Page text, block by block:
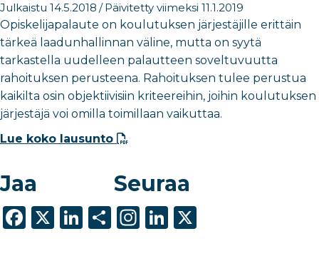
Julkaistu 14.5.2018 / Päivitetty viimeksi 11.1.2019
Opiskelijapalaute on koulutuksen järjestäjille erittäin
tärkeä laadunhallinnan väline, mutta on syytä
tarkastella uudelleen palautteen soveltuvuutta
rahoituksen perusteena. Rahoituksen tulee perustua
kaikilta osin objektiivisiin kriteereihin, joihin koulutuksen
järjestäjä voi omilla toimillaan vaikuttaa.
Lue koko lausunto
Jaa
F
X
Li S
Seuraa
In Li